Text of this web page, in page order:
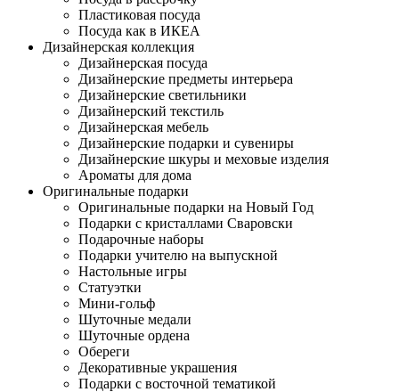
Пластиковая посуда
Посуда как в ИКЕА
Дизайнерская коллекция
Дизайнерская посуда
Дизайнерские предметы интерьера
Дизайнерские светильники
Дизайнерский текстиль
Дизайнерская мебель
Дизайнерские подарки и сувениры
Дизайнерские шкуры и меховые изделия
Ароматы для дома
Оригинальные подарки
Оригинальные подарки на Новый Год
Подарки с кристаллами Сваровски
Подарочные наборы
Подарки учителю на выпускной
Настольные игры
Статуэтки
Мини-гольф
Шуточные медали
Шуточные ордена
Обереги
Декоративные украшения
Подарки с восточной тематикой